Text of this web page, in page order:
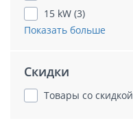
15 kW (3)
Показать больше
Скидки
Товары со скидкой